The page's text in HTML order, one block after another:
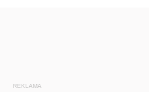
REKLAMA